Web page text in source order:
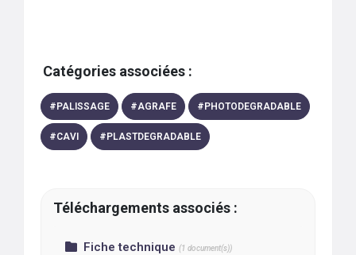
Catégories associées :
# PALISSAGE #AGRAFE # PHOTODEGRADABLE
#CAVI # PLASTDEGRADABLE
Téléchargements associés :
Fiche technique (1 document(s))